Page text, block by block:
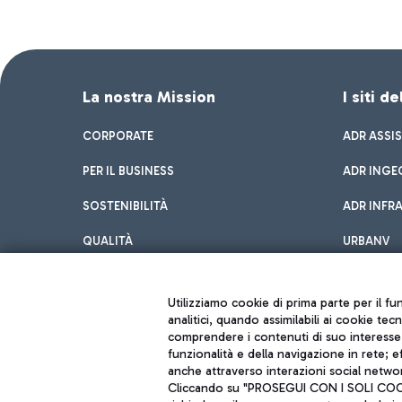
La nostra Mission
CORPORATE
PER IL BUSINESS
SOSTENIBILITÀ
QUALITÀ
I siti
ADR
ADR
ADR
URBANV
Utilizziamo cookie di prima parte per il
analitici, quando assimilabili ai cookie
comprendere i contenuti di suo
funzionalità e della navigazione in rete;
anche attraverso interazioni social
Cliccando su "PROSEGUI CON I SOLI